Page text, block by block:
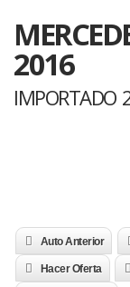
2016
IMPORTADO
Auto Anterior
Hacer Oferta